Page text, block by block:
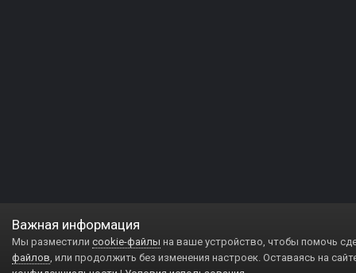
Важная информация
Мы разместили cookie-файлы на ваше устройство, чтобы помочь
файлов, или продолжить без изменения настроек. Оставаясь на